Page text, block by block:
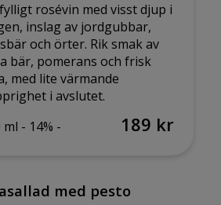
rosévin med visst djup i
inslag av jordgubbar,
och örter. Rik smak av
bär, pomerans och frisk
med lite värmande
i avslutet.
ml - 14% - 189 kr
med pesto